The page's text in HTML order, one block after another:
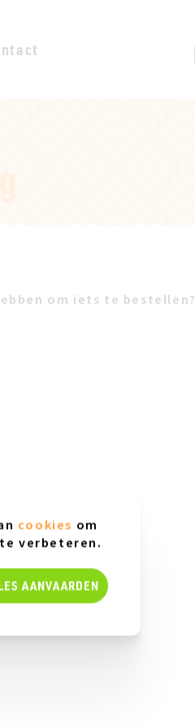
om iets te bestellen?
cookies om
verbeteren.
AANVAARDEN